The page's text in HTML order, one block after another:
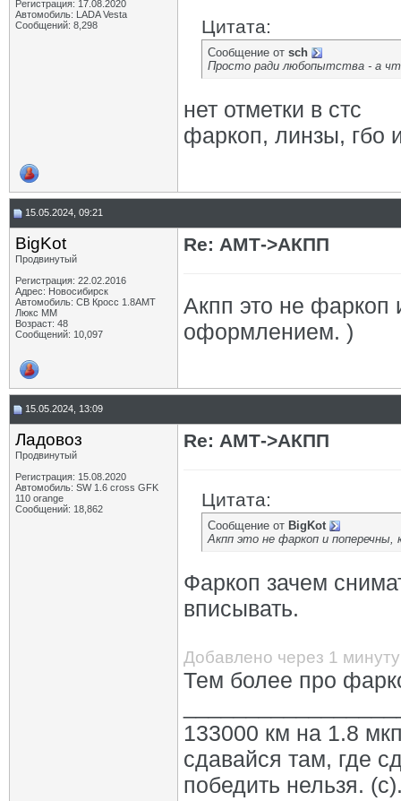
Регистрация: 17.08.2020
Автомобиль: LADA Vesta
Сообщений: 8,298
Цитата:
Сообщение от sch
Просто ради любопытства - а
нет отметки в стс
фаркоп, линзы, гбо
15.05.2024, 09:21
BigKot
Продвинутый
Регистрация: 22.02.2016
Адрес: Новосибирск
Автомобиль: СВ Кросс 1.8АМТ
Люкс ММ
Возраст: 48
Сообщений: 10,097
Re: АМТ->АКПП
Акпп это не фаркоп
оформлением. )
15.05.2024, 13:09
Ладовоз
Продвинутый
Регистрация: 15.08.2020
Автомобиль: SW 1.6 cross GFK
110 orange
Сообщений: 18,862
Re: АМТ->АКПП
Цитата:
Сообщение от BigKot
Акпп это не фаркоп и
Фаркоп зачем
вписывать.
Добавлено через 1 минуту
Тем более про
133000 км на 1.8
сдавайся там, где
победить нельзя.